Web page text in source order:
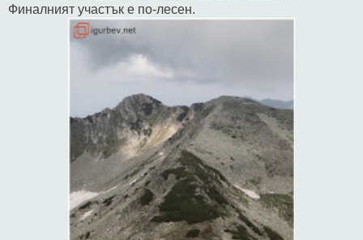
Финалният участък е по-лесен.